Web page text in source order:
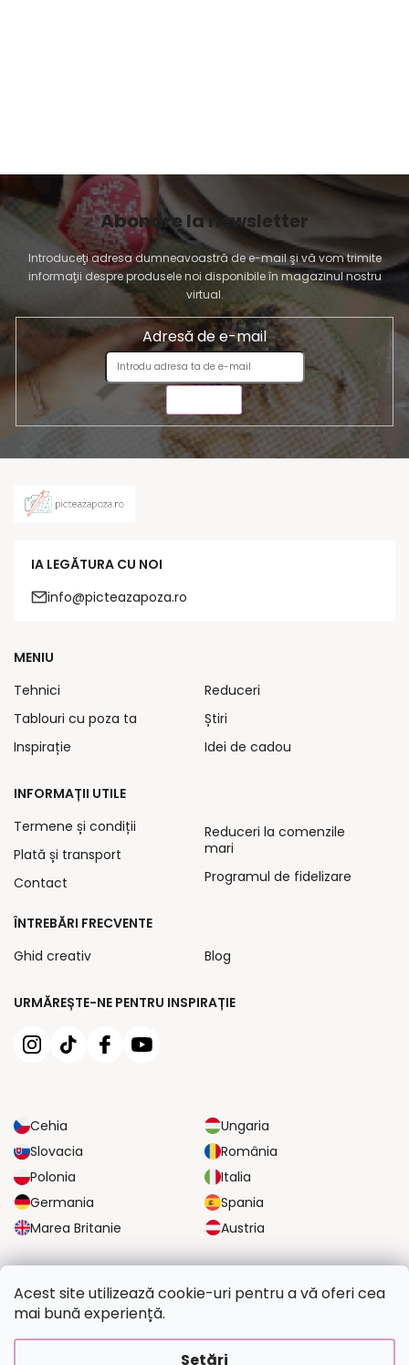
Acest site utilizează cookie-uri pentru a vă oferi cea
mai bună experiență.
Setări
Abonare la newsletter
Introduceţi adresa dumneavoastră de e-mail şi vă vom trimite
informaţii despre produsele noi disponibile în magazinul nostru
virtual.
Adresă de e-mail
IA LEGĂTURA CU NOI
info@picteazapoza.ro
URMĂREȘTE-NE PENTRU INSPIRAȚIE
Cehia
Ungaria
Slovacia
România
Polonia
Italia
Germania
Spania
Marea Britanie
Austria
MENIU
Tehnici
Tablouri cu poza ta
Inspirație
Reduceri
Știri
Idei de cadou
INFORMAȚII UTILE
Termene și condiții
Plată și transport
Contact
Reduceri la comenzile
mari
Programul de fidelizare
ÎNTREBĂRI FRECVENTE
Ghid creativ
Blog
OPȚIUNI DE PLATĂ SIGURE